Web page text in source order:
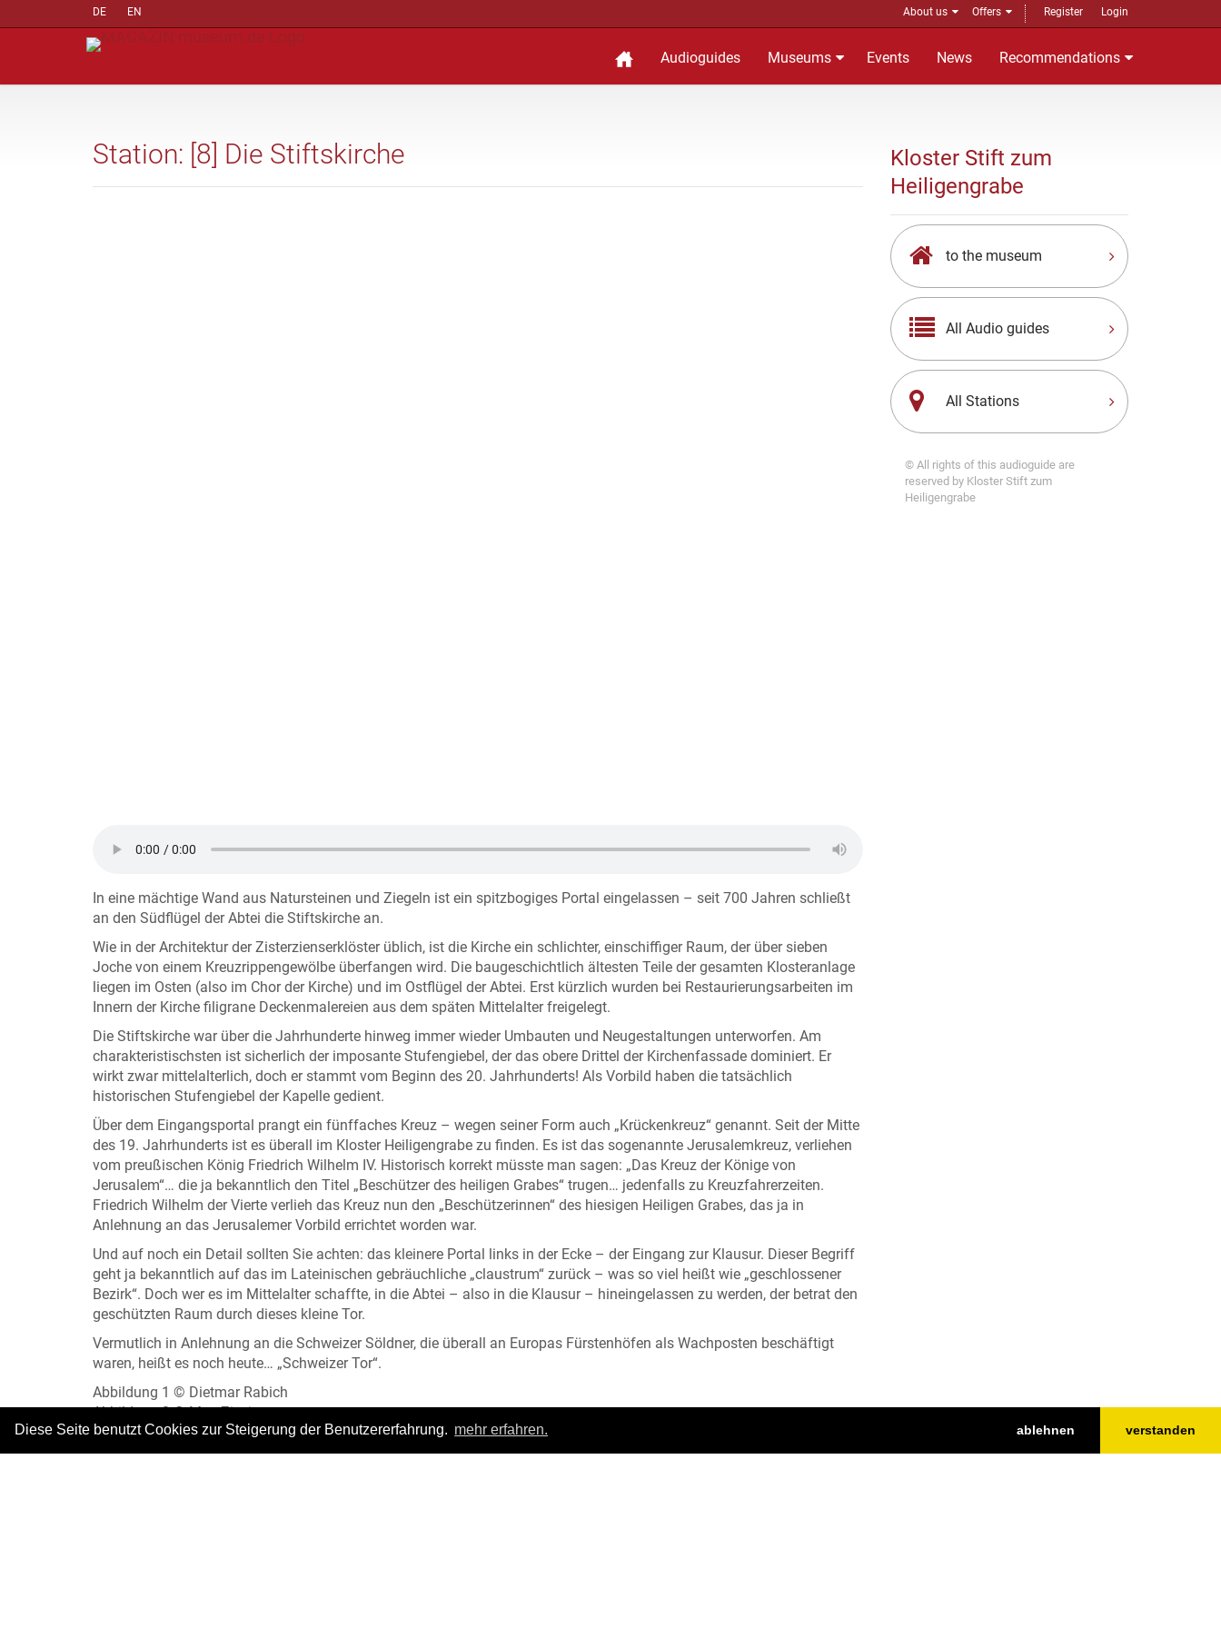
Diese Seite benutzt Cookies zur Steigerung der Benutzererfahrung. mehr erfahren. ablehnen verstanden
DE EN About us Offers Register Login
Audioguides Museums Events News Recommendations
Station: [8] Die Stiftskirche
In eine mächtige Wand aus Natursteinen und Ziegeln ist ein spitzbogiges Portal eingelassen – seit 700 Jahren schließt
an den Südflügel der Abtei die Stiftskirche an.
Wie in der Architektur der Zisterzienserklöster üblich, ist die Kirche ein schlichter, einschiffiger Raum, der über sieben
Joche von einem Kreuzrippengewölbe überfangen wird. Die baugeschichtlich ältesten Teile der gesamten Klosteranlage
liegen im Osten (also im Chor der Kirche) und im Ostflügel der Abtei. Erst kürzlich wurden bei Restaurierungsarbeiten im
Innern der Kirche filigrane Deckenmalereien aus dem späten Mittelalter freigelegt.
Die Stiftskirche war über die Jahrhunderte hinweg immer wieder Umbauten und Neugestaltungen unterworfen. Am
charakteristischsten ist sicherlich der imposante Stufengiebel, der das obere Drittel der Kirchenfassade dominiert. Er
wirkt zwar mittelalterlich, doch er stammt vom Beginn des 20. Jahrhunderts! Als Vorbild haben die tatsächlich
historischen Stufengiebel der Kapelle gedient.
Über dem Eingangsportal prangt ein fünffaches Kreuz – wegen seiner Form auch „Krückenkreuz“ genannt. Seit der Mitte
des 19. Jahrhunderts ist es überall im Kloster Heiligengrabe zu finden. Es ist das sogenannte Jerusalemkreuz, verliehen
vom preußischen König Friedrich Wilhelm IV. Historisch korrekt müsste man sagen: „Das Kreuz der Könige von
Jerusalem“… die ja bekanntlich den Titel „Beschützer des heiligen Grabes“ trugen… jedenfalls zu Kreuzfahrerzeiten.
Friedrich Wilhelm der Vierte verlieh das Kreuz nun den „Beschützerinnen“ des hiesigen Heiligen Grabes, das ja in
Anlehnung an das Jerusalemer Vorbild errichtet worden war.
Und auf noch ein Detail sollten Sie achten: das kleinere Portal links in der Ecke – der Eingang zur Klausur. Dieser Begriff
geht ja bekanntlich auf das im Lateinischen gebräuchliche „claustrum“ zurück – was so viel heißt wie „geschlossener
Bezirk“. Doch wer es im Mittelalter schaffte, in die Abtei – also in die Klausur – hineingelassen zu werden, der betrat den
geschützten Raum durch dieses kleine Tor.
Vermutlich in Anlehnung an die Schweizer Söldner, die überall an Europas Fürstenhöfen als Wachposten beschäftigt
waren, heißt es noch heute… „Schweizer Tor“.
Abbildung 1 © Dietmar Rabich
Abbildung 2 © Max Ziesig
Abbildung 3 © Dietmar rabich
Abbildung 4 © Sarah Romeyke
Kloster Stift zum
Heiligengrabe
to the museum
All Audio guides
All Stations
© All rights of this audioguide are
reserved by Kloster Stift zum
Heiligengrabe